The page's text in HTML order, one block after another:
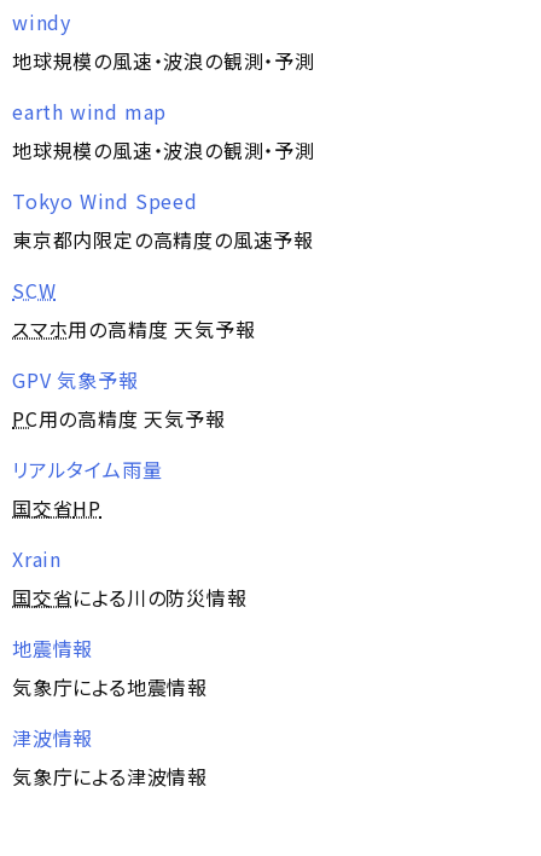
windy
地球規模の風速・波浪の観測・予測
earth wind map
地球規模の風速・波浪の観測・予測
Tokyo Wind Speed
東京都内限定の高精度の風速予報
SCW
スマホ用の高精度 天気予報
GPV 気象予報
PC用の高精度 天気予報
リアルタイム雨量
国交省HP
Xrain
国交省による川の防災情報
地震情報
気象庁による地震情報
津波情報
気象庁による津波情報